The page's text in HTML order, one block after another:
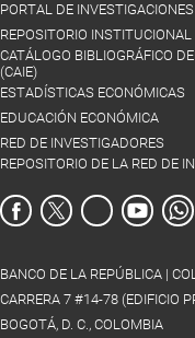
PORTAL DE
REPOSITORIO INSTITUCIONAL
CATÁLOGO BIBLIOGRÁFICO
(CAIE)
ESTADÍSTICAS ECONÓMICAS
EDUCACIÓN ECONÓMICA
RED DE INVESTIGADORES
REPOSITORIO DE LA RED DE
BANCO DE LA REPÚBLICA |
CARRERA 7 #14-78 (EDIFICIO
BOGOTÁ, D. C., COLOMBIA